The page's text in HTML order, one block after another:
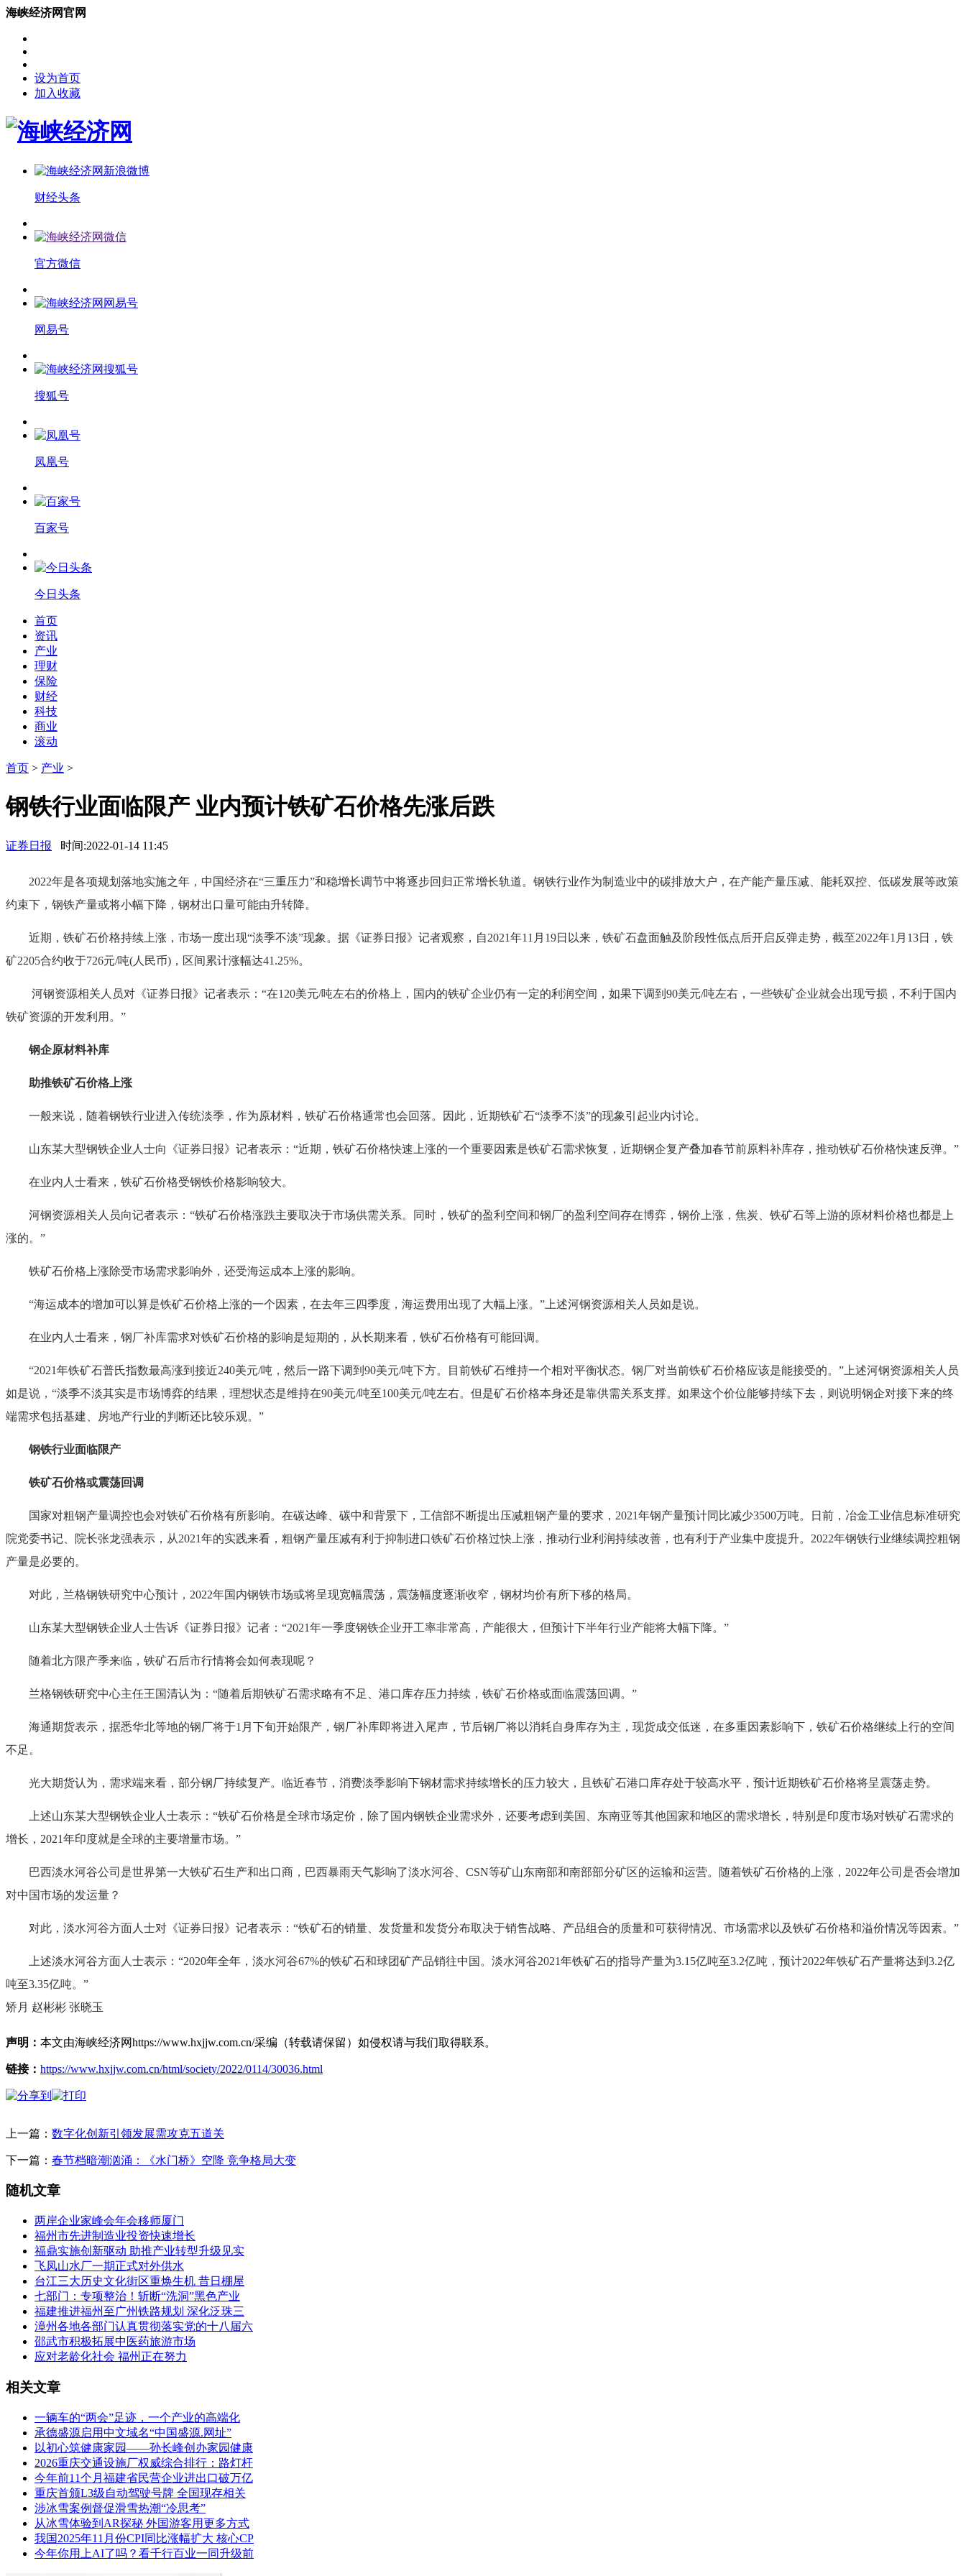
海峡经济网官网
设为首页
加入收藏
财经头条
官方微信
网易号
搜狐号
凤凰号
百家号
今日头条
首页
资讯
产业
理财
保险
财经
科技
商业
滚动
首页 > 产业 >
钢铁行业面临限产 业内预计铁矿石价格先涨后跌
证券日报 时间:2022-01-14 11:45
2022年是各项规划落地实施之年，中国经济在“三重压力”和稳增长调节中将逐步回归正常增长轨道。钢铁行业作为制造业中的碳排放大户，在产能产量压减、能耗双控、低碳发展等政策
约束下，钢铁产量或将小幅下降，钢材出口量可能由升转降。
近期，铁矿石价格持续上涨，市场一度出现“淡季不淡”现象。据《证券日报》记者观察，自2021年11月19日以来，铁矿石盘面触及阶段性低点后开启反弹走势，截至2022年1月13日，铁
矿2205合约收于726元/吨(人民币)，区间累计涨幅达41.25%。
河钢资源相关人员对《证券日报》记者表示：“在120美元/吨左右的价格上，国内的铁矿企业仍有一定的利润空间，如果下调到90美元/吨左右，一些铁矿企业就会出现亏损，不利于国内
铁矿资源的开发利用。”
钢企原材料补库
助推铁矿石价格上涨
一般来说，随着钢铁行业进入传统淡季，作为原材料，铁矿石价格通常也会回落。因此，近期铁矿石“淡季不淡”的现象引起业内讨论。
山东某大型钢铁企业人士向《证券日报》记者表示：“近期，铁矿石价格快速上涨的一个重要因素是铁矿石需求恢复，近期钢企复产叠加春节前原料补库存，推动铁矿石价格快速反弹。”
在业内人士看来，铁矿石价格受钢铁价格影响较大。
河钢资源相关人员向记者表示：“铁矿石价格涨跌主要取决于市场供需关系。同时，铁矿的盈利空间和钢厂的盈利空间存在博弈，钢价上涨，焦炭、铁矿石等上游的原材料价格也都是上
涨的。”
铁矿石价格上涨除受市场需求影响外，还受海运成本上涨的影响。
“海运成本的增加可以算是铁矿石价格上涨的一个因素，在去年三四季度，海运费用出现了大幅上涨。”上述河钢资源相关人员如是说。
在业内人士看来，钢厂补库需求对铁矿石价格的影响是短期的，从长期来看，铁矿石价格有可能回调。
“2021年铁矿石普氏指数最高涨到接近240美元/吨，然后一路下调到90美元/吨下方。目前铁矿石维持一个相对平衡状态。钢厂对当前铁矿石价格应该是能接受的。”上述河钢资源相关人员
如是说，“淡季不淡其实是市场博弈的结果，理想状态是维持在90美元/吨至100美元/吨左右。但是矿石价格本身还是靠供需关系支撑。如果这个价位能够持续下去，则说明钢企对接下来的终
端需求包括基建、房地产行业的判断还比较乐观。”
钢铁行业面临限产
铁矿石价格或震荡回调
国家对粗钢产量调控也会对铁矿石价格有所影响。在碳达峰、碳中和背景下，工信部不断提出压减粗钢产量的要求，2021年钢产量预计同比减少3500万吨。日前，冶金工业信息标准研究
院党委书记、院长张龙强表示，从2021年的实践来看，粗钢产量压减有利于抑制进口铁矿石价格过快上涨，推动行业利润持续改善，也有利于产业集中度提升。2022年钢铁行业继续调控粗钢
产量是必要的。
对此，兰格钢铁研究中心预计，2022年国内钢铁市场或将呈现宽幅震荡，震荡幅度逐渐收窄，钢材均价有所下移的格局。
山东某大型钢铁企业人士告诉《证券日报》记者：“2021年一季度钢铁企业开工率非常高，产能很大，但预计下半年行业产能将大幅下降。”
随着北方限产季来临，铁矿石后市行情将会如何表现呢？
兰格钢铁研究中心主任王国清认为：“随着后期铁矿石需求略有不足、港口库存压力持续，铁矿石价格或面临震荡回调。”
海通期货表示，据悉华北等地的钢厂将于1月下旬开始限产，钢厂补库即将进入尾声，节后钢厂将以消耗自身库存为主，现货成交低迷，在多重因素影响下，铁矿石价格继续上行的空间
不足。
光大期货认为，需求端来看，部分钢厂持续复产。临近春节，消费淡季影响下钢材需求持续增长的压力较大，且铁矿石港口库存处于较高水平，预计近期铁矿石价格将呈震荡走势。
上述山东某大型钢铁企业人士表示：“铁矿石价格是全球市场定价，除了国内钢铁企业需求外，还要考虑到美国、东南亚等其他国家和地区的需求增长，特别是印度市场对铁矿石需求的
增长，2021年印度就是全球的主要增量市场。”
巴西淡水河谷公司是世界第一大铁矿石生产和出口商，巴西暴雨天气影响了淡水河谷、CSN等矿山东南部和南部部分矿区的运输和运营。随着铁矿石价格的上涨，2022年公司是否会增加
对中国市场的发运量？
对此，淡水河谷方面人士对《证券日报》记者表示：“铁矿石的销量、发货量和发货分布取决于销售战略、产品组合的质量和可获得情况、市场需求以及铁矿石价格和溢价情况等因素。”
上述淡水河谷方面人士表示：“2020年全年，淡水河谷67%的铁矿石和球团矿产品销往中国。淡水河谷2021年铁矿石的指导产量为3.15亿吨至3.2亿吨，预计2022年铁矿石产量将达到3.2亿
吨至3.35亿吨。”
矫月 赵彬彬 张晓玉
声明： 本文由海峡经济网https://www.hxjjw.com.cn/采编（转载请保留）如侵权请与我们取得联系。
链接： https://www.hxjjw.com.cn/html/society/2022/0114/30036.html
上一篇： 数字化创新引领发展需攻克五道关
下一篇： 春节档暗潮汹涌：《水门桥》空降 竞争格局大变
随机文章
两岸企业家峰会年会移师厦门
福州市先进制造业投资快速增长
福鼎实施创新驱动 助推产业转型升级见实
飞凤山水厂一期正式对外供水
台江三大历史文化街区重焕生机 昔日棚屋
七部门：专项整治！斩断“洗洞”黑色产业
福建推进福州至广州铁路规划 深化泛珠三
漳州各地各部门认真贯彻落实党的十八届六
邵武市积极拓展中医药旅游市场
应对老龄化社会 福州正在努力
相关文章
一辆车的“两会”足迹，一个产业的高端化
承德盛源启用中文域名“中国盛源.网址”
以初心筑健康家园——孙长峰创办家园健康
2026重庆交通设施厂权威综合排行：路灯杆
今年前11个月福建省民营企业进出口破万亿
重庆首颁L3级自动驾驶号牌 全国现存相关
涉冰雪案例督促滑雪热潮“冷思考”
从冰雪体验到AR探秘 外国游客用更多方式
我国2025年11月份CPI同比涨幅扩大 核心CP
今年你用上AI了吗？看千行百业一同升级前